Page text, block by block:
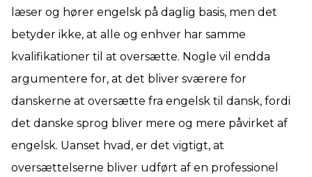
læser og hører engelsk på daglig basis, men det
betyder ikke, at alle og enhver har samme
kvalifikationer til at oversætte. Nogle vil endda
argumentere for, at det bliver sværere for
danskerne at oversætte fra engelsk til dansk, fordi
det danske sprog bliver mere og mere påvirket af
engelsk. Uanset hvad, er det vigtigt, at
oversættelserne bliver udført af en professionel